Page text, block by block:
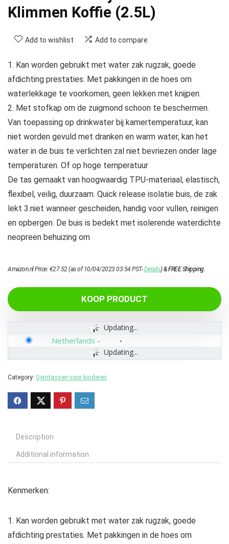
Klimmen Koffie (2.5L)
Add to wishlist Add to compare
1. Kan worden gebruikt met water zak rugzak, goede
afdichting prestaties. Met pakkingen in de hoes om
waterlekkage te voorkomen, geen lekken met knijpen.
2. Met stofkap om de zuigmond schoon te beschermen.
Van toepassing op drinkwater bij kamertemperatuur, kan
niet worden gevuld met dranken en warm water, kan het
water in de buis te verlichten zal niet bevriezen onder lage
temperaturen. Of op hoge temperatuur
De tas gemaakt van hoogwaardig TPU-materiaal, elastisch,
flexibel, veilig, duurzaam. Quick release isolatie buis, de zak
lekt 3.niet wanneer gescheiden, handig voor vullen, reinigen
en opbergen. De buis is bedekt met isolerende waterdichte
neopreen behuizing om
Amazon.nl Price:€27.52 (as of 10/04/2023 03:54 PST-Details)&FREE Shipping.
KOOP PRODUCT
Updating...
Updating...
Netherlands -
Category: Gymtassen voor kinderen
Description
Additional information
Kenmerken:
1. Kan worden gebruikt met water zak rugzak, goede
afdichting prestaties. Met pakkingen in de hoes om